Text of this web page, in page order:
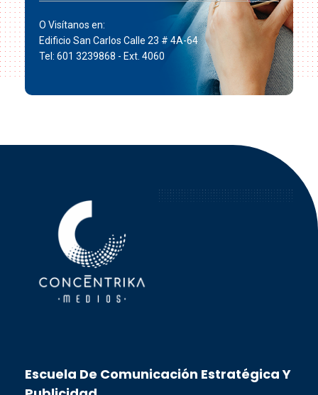
O Visítanos en:
Edificio San Carlos Calle 23 # 4A-64
Tel: 601 3239868 - Ext. 4060
Escuela De Comunicación Estratégica Y